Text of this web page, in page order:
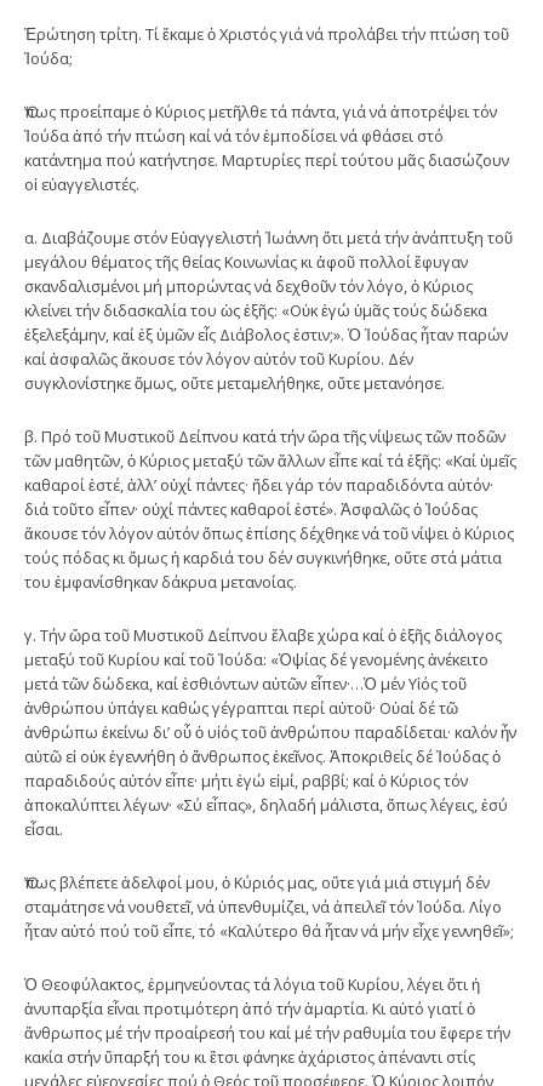
Ἐρώτηση τρίτη. Τί ἔκαμε ὁ Χριστός γιά νά προλάβει τήν πτώση τοῦ
Ἰούδα;
Ὅπως προείπαμε ὁ Κύριος μετῆλθε τά πάντα, γιά νά ἀποτρέψει τόν
Ἰούδα ἀπό τήν πτώση καί νά τόν ἐμποδίσει νά φθάσει στό
κατάντημα πού κατήντησε. Μαρτυρίες περί τούτου μᾶς διασώζουν
οἱ εὐαγγελιστές.
α. Διαβάζουμε στόν Εὐαγγελιστή Ἰωάννη ὅτι μετά τήν ἀνάπτυξη τοῦ
μεγάλου θέματος τῆς θείας Κοινωνίας κι ἀφοῦ πολλοί ἔφυγαν
σκανδαλισμένοι μή μπορώντας νά δεχθοῦν τόν λόγο, ὁ Κύριος
κλείνει τήν διδασκαλία του ὡς ἑξῆς: «Οὐκ ἐγώ ὑμᾶς τούς δώδεκα
ἐξελεξάμην, καί ἐξ ὑμῶν εἷς Διάβολος ἐστιν;». Ὁ Ἰούδας ἦταν παρών
καί ἀσφαλῶς ἄκουσε τόν λόγον αὐτόν τοῦ Κυρίου. Δέν
συγκλονίστηκε ὅμως, οὔτε μεταμελήθηκε, οὔτε μετανόησε.
β. Πρό τοῦ Μυστικοῦ Δείπνου κατά τήν ὥρα τῆς νίψεως τῶν ποδῶν
τῶν μαθητῶν, ὁ Κύριος μεταξύ τῶν ἄλλων εἶπε καί τά ἑξῆς: «Καί ὑμεῖς
καθαροί ἐστέ, ἀλλ’ οὐχί πάντες· ἤδει γάρ τόν παραδιδόντα αὐτόν·
διά τοῦτο εἶπεν· οὐχί πάντες καθαροί ἐστέ». Ἀσφαλῶς ὁ Ἰούδας
ἄκουσε τόν λόγον αὐτόν ὅπως ἐπίσης δέχθηκε νά τοῦ νίψει ὁ Κύριος
τούς πόδας κι ὅμως ἡ καρδιά του δέν συγκινήθηκε, οὔτε στά μάτια
του ἐμφανίσθηκαν δάκρυα μετανοίας.
γ. Τήν ὥρα τοῦ Μυστικοῦ Δείπνου ἔλαβε χώρα καί ὁ ἑξῆς διάλογος
μεταξύ τοῦ Κυρίου καί τοῦ Ἰούδα: «Ὁψίας δέ γενομένης ἀνέκειτο
μετά τῶν δώδεκα, καί ἐσθιόντων αὐτῶν εἶπεν·…Ὁ μέν Υἱός τοῦ
ἀνθρώπου ὑπάγει καθώς γέγραπται περί αὐτοῦ· Οὐαί δέ τῶ
ἀνθρώπω ἐκείνω δι’ οὗ ὁ υἱός τοῦ ἀνθρώπου παραδίδεται· καλόν ἦν
αὐτῶ εἰ οὐκ ἐγεννήθη ὁ ἄνθρωπος ἐκεῖνος. Ἀποκριθείς δέ Ἰούδας ὁ
παραδιδούς αὐτόν εἶπε· μήτι ἐγώ εἰμί, ραββί; καί ὁ Κύριος τόν
ἀποκαλύπτει λέγων· «Σύ εἶπας», δηλαδή μάλιστα, ὅπως λέγεις, ἐσύ
εἶσαι.
Ὅπως βλέπετε ἀδελφοί μου, ὁ Κύριός μας, οὔτε γιά μιά στιγμή δέν
σταμάτησε νά νουθετεῖ, νά ὑπενθυμίζει, νά ἀπειλεῖ τόν Ἰούδα. Λίγο
ἦταν αὐτό πού τοῦ εἶπε, τό «Καλύτερο θά ἦταν νά μήν εἶχε γεννηθεῖ»;
Ὁ Θεοφύλακτος, ἑρμηνεύοντας τά λόγια τοῦ Κυρίου, λέγει ὅτι ἡ
ἀνυπαρξία εἶναι προτιμότερη ἀπό τήν ἁμαρτία. Κι αὐτό γιατί ὁ
ἄνθρωπος μέ τήν προαίρεσή του καί μέ τήν ραθυμία του ἔφερε τήν
κακία στήν ὕπαρξή του κι ἔτσι φάνηκε ἀχάριστος ἀπέναντι στίς
μεγάλες εὐεργεσίες πού ὁ Θεός τοῦ προσέφερε. Ὁ Κύριος λοιπόν